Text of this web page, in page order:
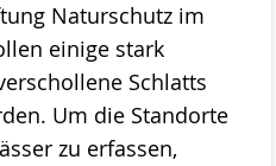
Naturschutz im
einige stark
Schlatts
Um die Standorte
zu erfassen,